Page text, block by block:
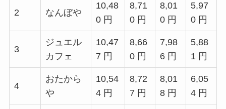
2 なんぼや
10,48
0 円
8,71
0 円
8,01
0 円
5,97
0 円
3
ジュエル
カフェ
10,47
7 円
8,66
0 円
7,98
6 円
5,88
1 円
4
おたから
や
10,54
4 円
8,72
7 円
8,01
8 円
6,05
4 円